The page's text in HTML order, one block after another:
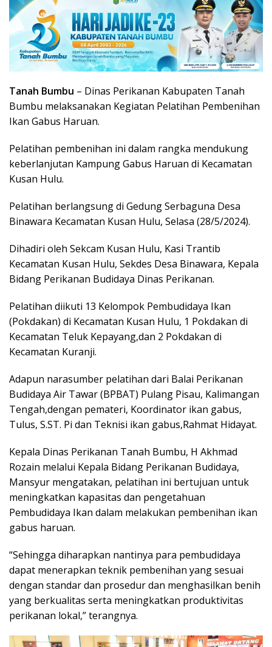
Tanah Bumbu – Dinas Perikanan Kabupaten Tanah
Bumbu melaksanakan Kegiatan Pelatihan Pembenihan
Ikan Gabus Haruan.
Pelatihan pembenihan ini dalam rangka mendukung
keberlanjutan Kampung Gabus Haruan di Kecamatan
Kusan Hulu.
Pelatihan berlangsung di Gedung Serbaguna Desa
Binawara Kecamatan Kusan Hulu, Selasa (28/5/2024).
Dihadiri oleh Sekcam Kusan Hulu, Kasi Trantib
Kecamatan Kusan Hulu, Sekdes Desa Binawara, Kepala
Bidang Perikanan Budidaya Dinas Perikanan.
Pelatihan diikuti 13 Kelompok Pembudidaya Ikan
(Pokdakan) di Kecamatan Kusan Hulu, 1 Pokdakan di
Kecamatan Teluk Kepayang,dan 2 Pokdakan di
Kecamatan Kuranji.
Adapun narasumber pelatihan dari Balai Perikanan
Budidaya Air Tawar (BPBAT) Pulang Pisau, Kalimangan
Tengah,dengan pemateri, Koordinator ikan gabus,
Tulus, S.ST. Pi dan Teknisi ikan gabus,Rahmat Hidayat.
Kepala Dinas Perikanan Tanah Bumbu, H Akhmad
Rozain melalui Kepala Bidang Perikanan Budidaya,
Mansyur mengatakan, pelatihan ini bertujuan untuk
meningkatkan kapasitas dan pengetahuan
Pembudidaya Ikan dalam melakukan pembenihan ikan
gabus haruan.
“Sehingga diharapkan nantinya para pembudidaya
dapat menerapkan teknik pembenihan yang sesuai
dengan standar dan prosedur dan menghasilkan benih
yang berkualitas serta meningkatkan produktivitas
perikanan lokal,” terangnya.